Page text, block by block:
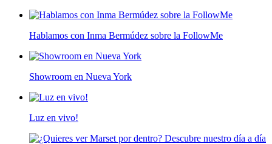
Hablamos con Inma Bermúdez sobre la FollowMe
Showroom en Nueva York
Luz en vivo!